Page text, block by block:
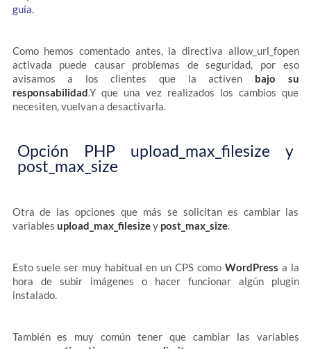
guía.
Como hemos comentado antes, la directiva allow_url_fopen
activada puede causar problemas de seguridad, por eso
avisamos a los clientes que la activen bajo su
responsabilidad.Y que una vez realizados los cambios que
necesiten, vuelvan a desactivarla.
Opción PHP upload_max_filesize y
post_max_size
Otra de las opciones que más se solicitan es cambiar las
variables upload_max_filesizey post_max_size.
Esto suele ser muy habitual en un CPS como WordPress a la
hora de subir imágenes o hacer funcionar algún plugin
instalado.
También es muy común tener que cambiar las variables